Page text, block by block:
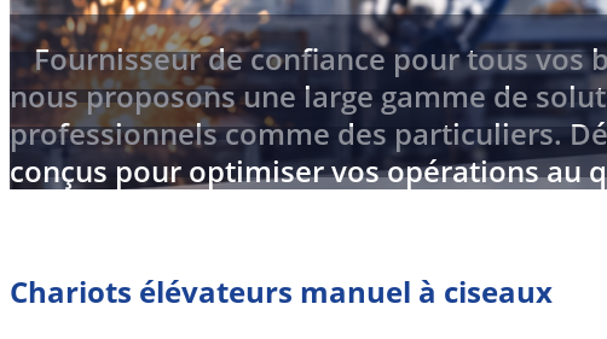
Fournisseur de confiance pour tous
nous proposons une large gamme de
professionnels comme des particuliers.
conçus pour optimiser vos opérations au
Chariots élévateurs manuel à ciseaux